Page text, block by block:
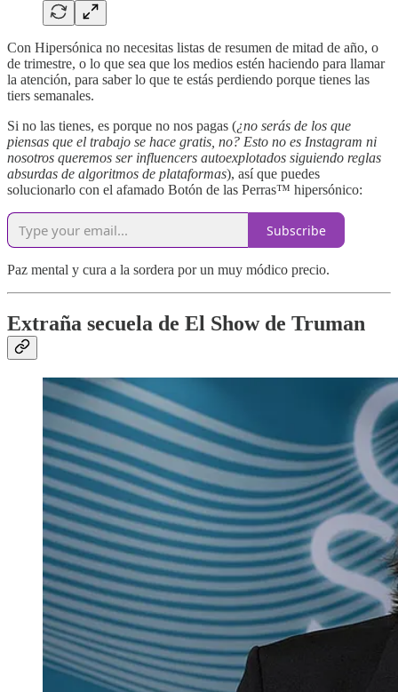
Con Hipersónica no necesitas listas de resumen de mitad de año, o
de trimestre, o lo que sea que los medios estén haciendo para llamar
la atención, para saber lo que te estás perdiendo porque tienes las
tiers semanales.
Si no las tienes, es porque no nos pagas (¿no serás de los que
piensas que el trabajo se hace gratis, no? Esto no es Instagram ni
nosotros queremos ser influencers autoexplotados siguiendo reglas
absurdas de algoritmos de plataformas), así que puedes
solucionarlo con el afamado Botón de las Perras™ hipersónico:
Subscribe
Paz mental y cura a la sordera por un muy módico precio.
Extraña secuela de El Show de Truman